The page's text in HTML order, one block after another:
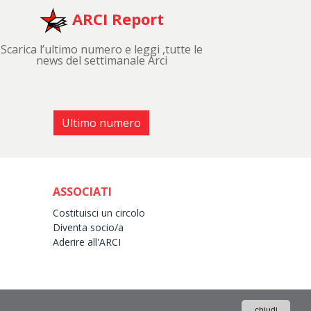
ARCI Report
Scarica l’ultimo numero e leggi ,tutte le
news del settimanale Arci
Ultimo numero
ASSOCIATI
Costituisci un circolo
Diventa socio/a
Aderire all'ARCI